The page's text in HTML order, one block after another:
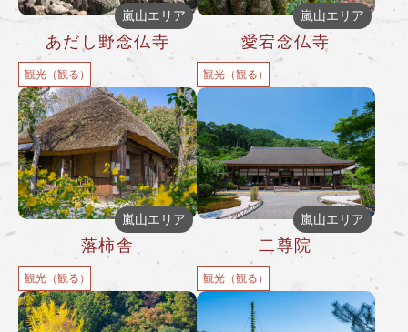
嵐山エリア
あだし野念仏寺
観光（観る）
嵐山エリア
愛宕念仏寺
観光（観る）
嵐山エリア
落柿舎
観光（観る）
嵐山エリア
二尊院
観光（観る）